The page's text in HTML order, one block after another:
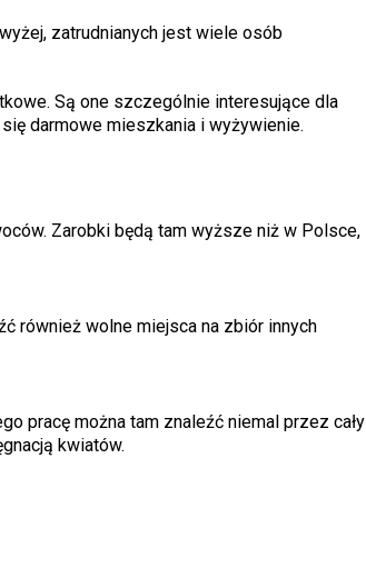
zatrudnianych jest wiele osób
Są one szczególnie interesujące dla
darmowe mieszkania i wyżywienie.
Zarobki będą tam wyższe niż w Polsce,
również wolne miejsca na zbiór innych
pracę można tam znaleźć niemal przez cały
kwiatów.